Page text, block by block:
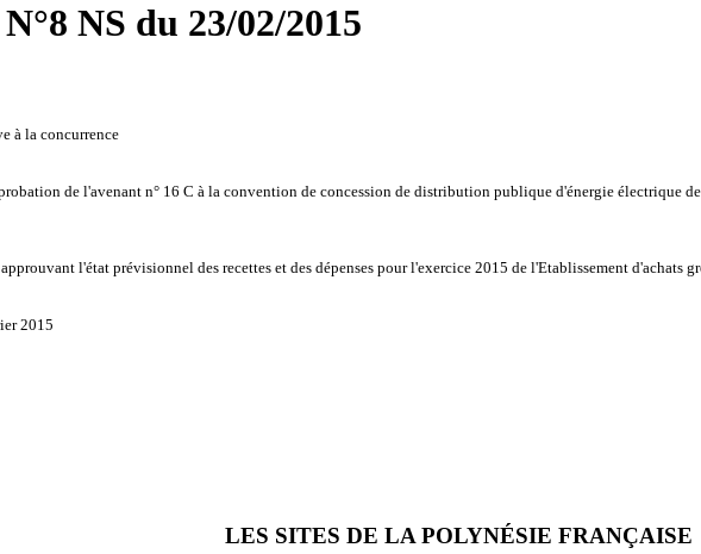
NS du 23/02/2015
à la concurrence
de l'avenant n° 16 C à la convention de concession de distribution publique d'énergie électrique
l'état prévisionnel des recettes et des dépenses pour l'exercice 2015 de l'Etablissement d'achats
2015
LES SITES DE LA POLYNÉSIE FRANÇAISE